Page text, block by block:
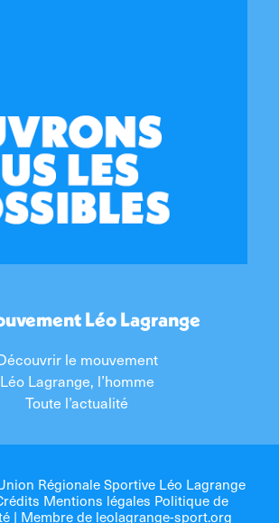
Léo Lagrange
le mouvement
Léo Lagrange, l’homme
Toute l’actualité
Régionale Sportive Léo Lagrange
Mentions légales Politique de
| Membre de leolagrange-sport.org